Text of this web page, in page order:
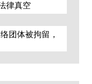
律真空
团体被拘留，